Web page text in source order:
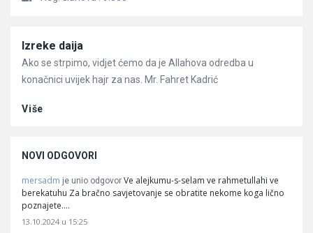
Članci
Izreke daija
Ako se strpimo, vidjet ćemo da je Allahova odredba u
konačnici uvijek hajr za nas. Mr. Fahret Kadrić
Više
NOVI ODGOVORI
mersadm je unio odgovor Ve alejkumu-s-selam ve rahmetullahi ve
berekatuhu Za bračno savjetovanje se obratite nekome koga lično
poznajete.…
13.10.2024 u 15:25